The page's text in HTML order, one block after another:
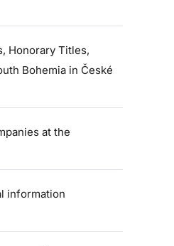
Honorary Titles,
Bohemia in České
at the
information